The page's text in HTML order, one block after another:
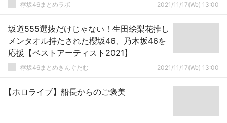
欅坂46まとめラボ 2021/11/17(We) 13:00
坂道555選抜だけじゃない！生田絵梨花推し
メンタオル持たされた櫻坂46、乃木坂46を
応援【ベストアーティスト2021】
欅坂46まとめきんぐだむ 2021/11/17(We) 13:00
【ホロライブ】船長からのご褒美